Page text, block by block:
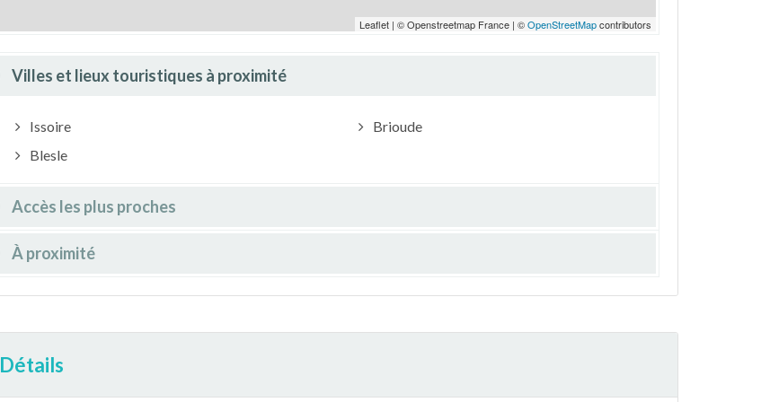
Leaflet | © Openstreetmap France | ©OpenStreetMapcontributors
Villes et lieux touristiques à proximité
Issoire
Blesle
Brioude
Accès les plus proches
À proximité
Détails